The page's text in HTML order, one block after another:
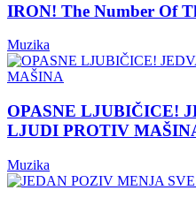
IRON! The Number Of
Muzika
OPASNE LJUBIČICE!
LJUDI PROTIV
Muzika